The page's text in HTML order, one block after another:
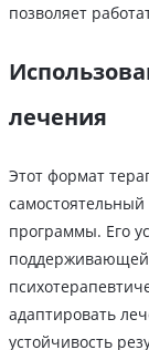
позволяет
лечения
Этот формат
программы. Его
поддерживающей
адаптировать
устойчивость